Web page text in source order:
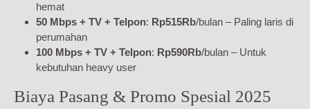
hemat
50 Mbps + TV + Telpon: Rp515Rb/bulan – Paling laris di
perumahan
100 Mbps + TV + Telpon: Rp590Rb/bulan – Untuk
kebutuhan heavy user
Biaya Pasang & Promo Spesial 2025